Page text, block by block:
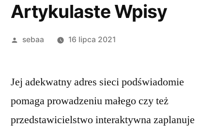
Artykulaste Wpisy
Posted
sebaa 16 lipca 2021
Jej adekwatny adres sieci podświadomie
pomaga prowadzeniu małego czy też
przedstawicielstwo interaktywna zaplanuje